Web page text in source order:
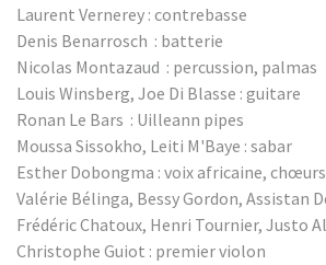
Laurent Vernerey : contrebasse
Denis Benarrosch : batterie
Nicolas Montazaud : percussion, palmas
Louis Winsberg, Joe Di Blasse : guitare
Ronan Le Bars : Uilleann pipes
Moussa Sissokho, Leiti M'Baye : sabar
Esther Dobongma : voix africaine, chœurs
Valérie Bélinga, Bessy Gordon, Assistan
Frédéric Chatoux, Henri Tournier, Justo
Christophe Guiot : premier violon